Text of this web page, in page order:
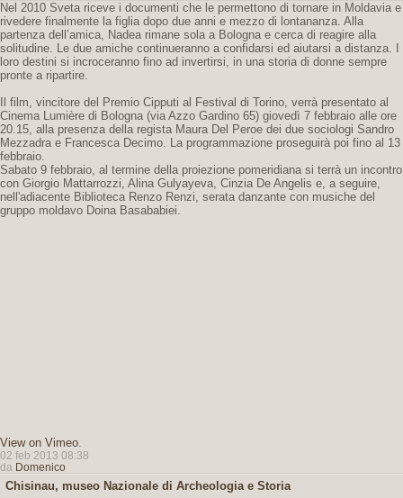
Nel 2010 Sveta riceve i documenti che le permettono di tornare in Moldavia e
rivedere finalmente la figlia dopo due anni e mezzo di lontananza. Alla
partenza dell’amica, Nadea rimane sola a Bologna e cerca di reagire alla
solitudine. Le due amiche continueranno a confidarsi ed aiutarsi a distanza. I
loro destini si incroceranno fino ad invertirsi, in una storia di donne sempre
pronte a ripartire.
Il film, vincitore del Premio Cipputi al Festival di Torino, verrà presentato al
Cinema Lumière di Bologna (via Azzo Gardino 65) giovedì 7 febbraio alle ore
20.15, alla presenza della regista Maura Del Peroe dei due sociologi Sandro
Mezzadra e Francesca Decimo. La programmazione proseguirà poi fino al 13
febbraio.
Sabato 9 febbraio, al termine della proiezione pomeridiana si terrà un incontro
con Giorgio Mattarrozzi, Alina Gulyayeva, Cinzia De Angelis e, a seguire,
nell'adiacente Biblioteca Renzo Renzi, serata danzante con musiche del
gruppo moldavo Doina Basababiei.
View on Vimeo.
02 feb 2013 08:38
da Domenico
Chisinau, museo Nazionale di Archeologia e Storia